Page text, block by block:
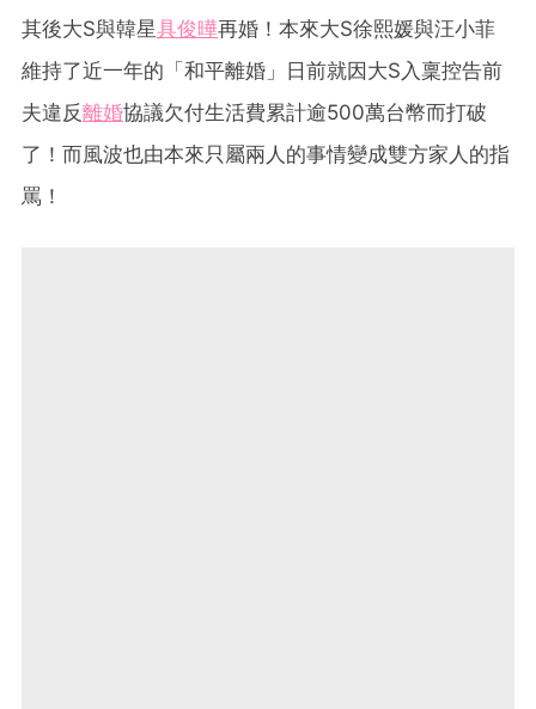
其後大S與韓星具俊曄再婚！本來大S徐熙媛與汪小菲
維持了近一年的「和平離婚」日前就因大S入稟控告前
夫違反離婚協議欠付生活費累計逾500萬台幣而打破
了！而風波也由本來只屬兩人的事情變成雙方家人的指
罵！